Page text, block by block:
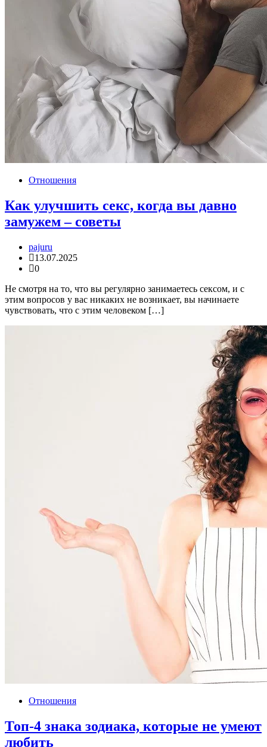
Отношения
Как улучшить секс, когда вы давно
замужем – советы
pajuru
13.07.2025
0
Не смотря на то, что вы регулярно занимаетесь сексом, и с
этим вопросов у вас никаких не возникает, вы начинаете
чувствовать, что с этим человеком […]
Отношения
Топ-4 знака зодиака, которые не умеют
любить